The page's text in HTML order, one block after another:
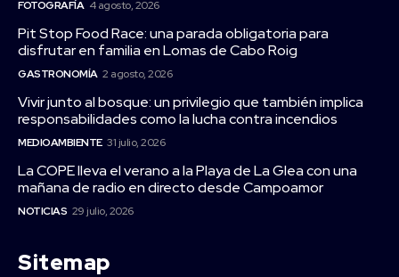
FOTOGRAFÍA 4 agosto, 2026
Pit Stop Food Race: una parada obligatoria para
disfrutar en familia en Lomas de Cabo Roig
GASTRONOMÍA 2 agosto, 2026
Vivir junto al bosque: un privilegio que también implica
responsabilidades como la lucha contra incendios
MEDIOAMBIENTE 31 julio, 2026
La COPE lleva el verano a la Playa de La Glea con una
mañana de radio en directo desde Campoamor
NOTICIAS 29 julio, 2026
Sitemap